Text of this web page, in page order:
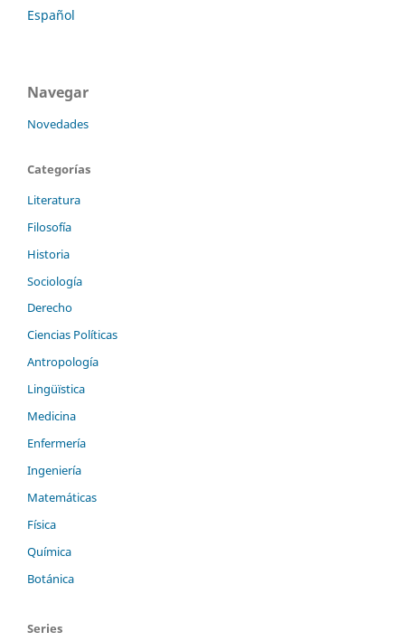
Español
Navegar
Novedades
Categorías
Literatura
Filosofía
Historia
Sociología
Derecho
Ciencias Políticas
Antropología
Lingüïstica
Medicina
Enfermería
Ingeniería
Matemáticas
Física
Química
Botánica
Series